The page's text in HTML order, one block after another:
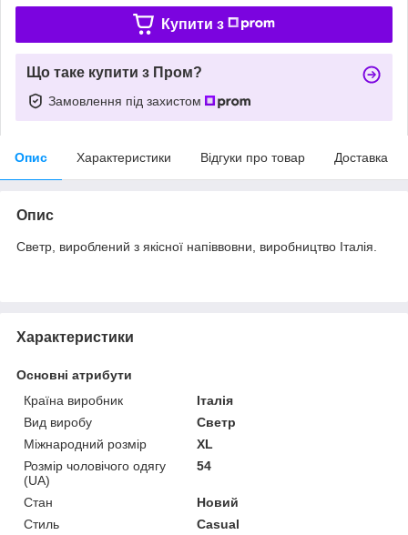
Купити з
Що таке купити з Пром?
Замовлення під захистом
Опис Характеристики Відгуки про товар Доставка
Опис
Светр, вироблений з якісної напіввовни, виробництво Італія.
Характеристики
Основні атрибути
Країна виробник
Італія
Вид виробу
Светр
Міжнародний розмір
XL
Розмір чоловічого одягу
(UA)
54
Стан
Новий
Стиль
Casual